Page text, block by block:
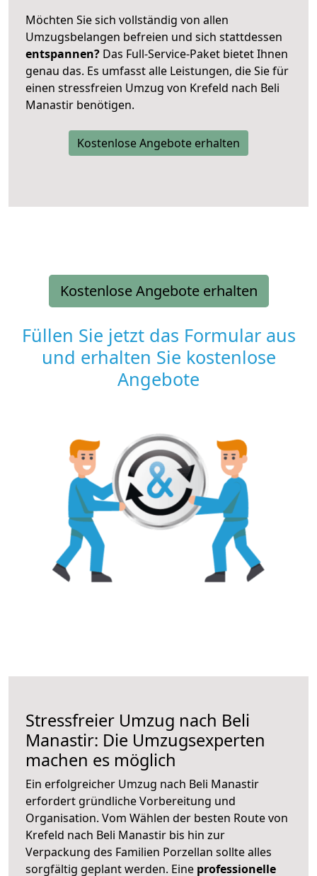
Möchten Sie sich vollständig von allen
Umzugsbelangen befreien und sich stattdessen
entspannen? Das Full-Service-Paket bietet Ihnen
genau das. Es umfasst alle Leistungen, die Sie für
einen stressfreien Umzug von Krefeld nach Beli
Manastir benötigen.
Kostenlose Angebote erhalten
Kostenlose Angebote erhalten
Füllen Sie jetzt das Formular aus
und erhalten Sie kostenlose
Angebote
Stressfreier Umzug nach Beli
Manastir: Die Umzugsexperten
machen es möglich
Ein erfolgreicher Umzug nach Beli Manastir
erfordert gründliche Vorbereitung und
Organisation. Vom Wählen der besten Route von
Krefeld nach Beli Manastir bis hin zur
Verpackung des Familien Porzellan sollte alles
sorgfältig geplant werden. Eine professionelle